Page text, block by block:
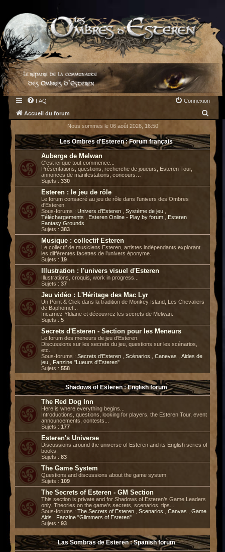
FAQ Connexion
Accueil du forum
c
h
c
Nous sommes le 06 août 2026, 16:50
Les Ombres d'Esteren : Forum français
Auberge de Melwan
C'est ici que tout commence...
Présentations, questions, recherche de joueurs, Esteren Tour,
annonces de manifestations, concours…
Sujets : 330
Esteren : le jeu de rôle
Le forum consacré au jeu de rôle dans l'univers des Ombres
d'Esteren.
Sous-forums : Univers d'Esteren Système de jeu
Téléchargements
Esteren Online - Play by forum
Esteren
Fantasy Grounds
Sujets : 383
Musique : collectif Esteren
Le collectif de musiciens Esteren, artistes indépendants explorant
les différentes facettes de l’univers éponyme.
Sujets : 19
Illustration : l'univers visuel d'Esteren
Illustrations, croquis, work in progress...
Sujets : 37
Jeu vidéo : L'Héritage des Mac Lyr
Un Point & Click dans la tradition de Monkey Island, Les Chevaliers
de Baphomet...
Incarnez Yldiane et découvrez les secrets de Melwan.
Sujets : 5
Secrets d'Esteren - Section pour les Meneurs
Le forum des meneurs de jeu d'Esteren.
Discussions sur les secrets du jeu, questions sur les scénarios,
etc.
Sous-forums : Secrets d'Esteren Scénarios Canevas
Aides de
jeu
Fanzine "Lueurs d'Esteren"
Sujets : 558
Shadows of Esteren : English forum
The Red Dog Inn
Here is where everything begins...
Introductions, questions, looking for players, the Esteren Tour, event
announcements, contests...
Sujets : 177
Esteren's Universe
Discussions around the universe of Esteren and its English series of
books.
Sujets : 83
The Game System
Questions and discussions about the game system.
Sujets : 109
The Secrets of Esteren - GM Section
This section is private and for Shadows of Esteren’s Game Leaders
only. Theories on the game’s secrets, scenarios, tips...
Sous-forums : The Secrets of Esteren Scenarios Canvas
Game
Aids
Fanzine "Glimmers of Esteren"
Sujets : 93
Las Sombras de Esteren : Spanish forum